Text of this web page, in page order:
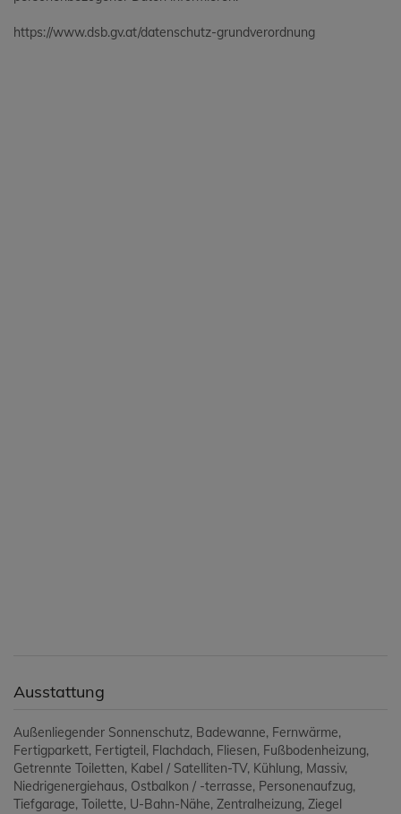
https://www.dsb.gv.at/datenschutz-grundverordnung
Ausstattung
Außenliegender Sonnenschutz Badewanne Fernwärme
Fertigparkett Fertigteil Flachdach Fliesen Fußbodenheizung
Getrennte Toiletten Kabel / Satelliten-TV Kühlung Massiv
Niedrigenergiehaus Ostbalkon / -terrasse Personenaufzug
Tiefgarage Toilette U-Bahn-Nähe Zentralheizung Ziegel